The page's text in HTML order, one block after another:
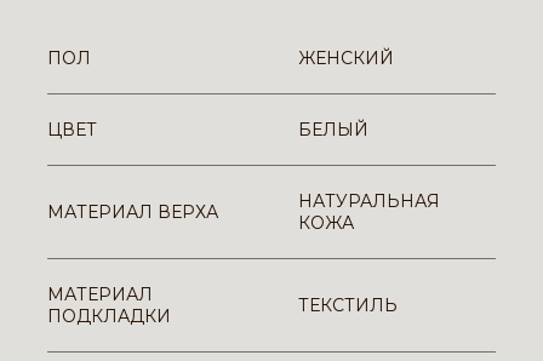
ПОЛ ЖЕНСКИЙ
ЦВЕТ БЕЛЫЙ
МАТЕРИАЛ ВЕРХА
НАТУРАЛЬНАЯ
КОЖА
МАТЕРИАЛ
ПОДКЛАДКИ
ТЕКСТИЛЬ